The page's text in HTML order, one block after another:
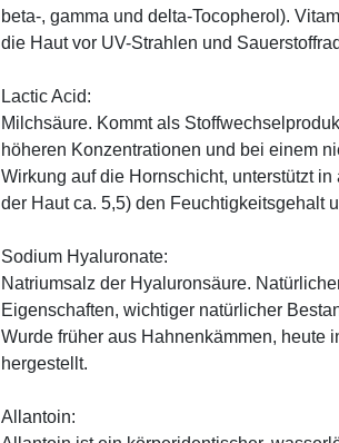
beta-, gamma und delta-Tocopherol).
die Haut vor UV-Strahlen und
Lactic Acid:
Milchsäure. Kommt als
höheren Konzentrationen und bei einem
Wirkung auf die Hornschicht, unterstützt
der Haut ca. 5,5) den Feuchtigkeitsgehalt
Sodium Hyaluronate:
Natriumsalz der Hyaluronsäure.
Eigenschaften, wichtiger natürlicher
Wurde früher aus Hahnenkämmen, heute
hergestellt.
Allantoin: